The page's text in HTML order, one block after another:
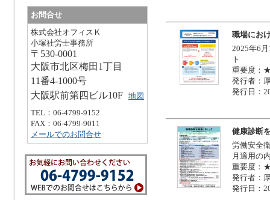
職場にお
2025年6
ト
重要度
発行者：
発行日：
健康診断
労働安全
月適用の
重要度
発行者：
発行日：
お問合せ
株式会社オフィスＫ
小塚社労士事務所
〒530-0001
大阪市北区梅田 1丁目
11番4-1000号
大阪駅前第四ビル10F 地図
TEL：06-4799-9152
FAX：06-4799-9011
メールでのお問合せ